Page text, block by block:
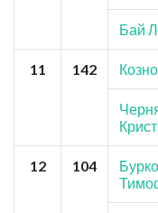
Бай
11 142
12 104